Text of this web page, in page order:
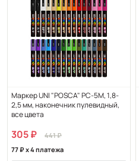
Маркер UNI "POSCA" PC-5M, 1,8-
2,5 мм, наконечник пулевидный,
все цвета
305
441
77
x 4 платежа